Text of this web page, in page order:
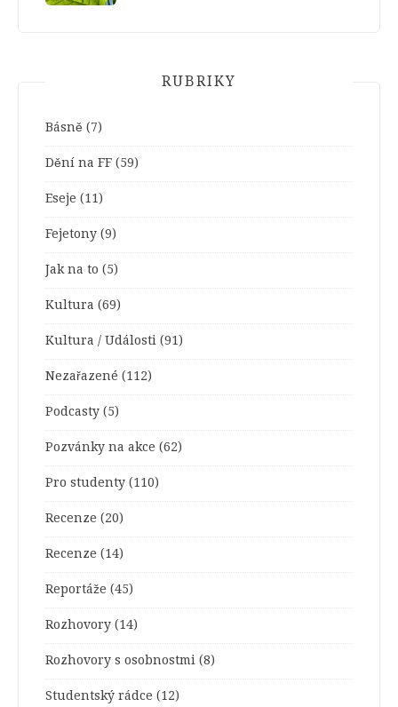
RUBRIKY
Básně (7)
Dění na FF (59)
Eseje (11)
Fejetony (9)
Jak na to (5)
Kultura (69)
Kultura / Události (91)
Nezařazené (112)
Podcasty (5)
Pozvánky na akce (62)
Pro studenty (110)
Recenze (20)
Recenze (14)
Reportáže (45)
Rozhovory (14)
Rozhovory s osobnostmi (8)
Studentský rádce (12)